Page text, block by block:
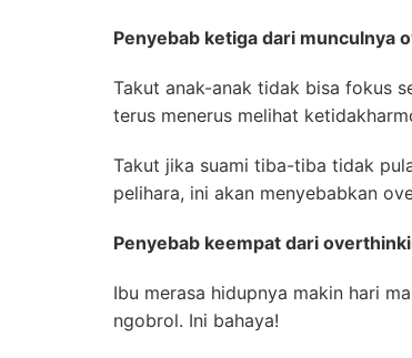
Penyebab ketiga dari munculnya
Takut anak-anak tidak bisa fokus
terus menerus melihat
Takut jika suami tiba-tiba tidak
pelihara, ini akan menyebabkan
Penyebab keempat dari
Ibu merasa hidupnya makin hari
ngobrol. Ini bahaya!